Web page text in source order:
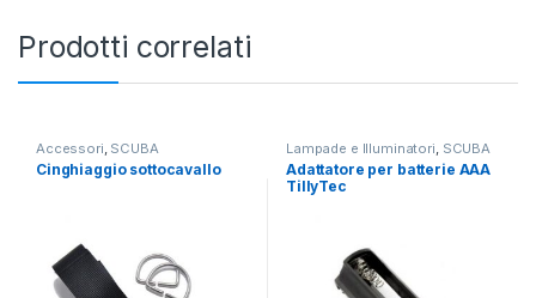
Prodotti correlati
Accessori SCUBA
Cinghiaggio sottocavallo
Lampade e Illuminatori SCUBA
Adattatore per batterie AAA
TillyTec